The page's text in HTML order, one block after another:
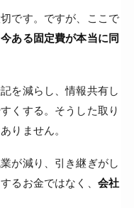
です。ですが、ここで
ある固定費が本当に同
を減らし、情報共有し
くする。そうした取り
りません。
が減り、引き継ぎがし
るお金ではなく、 会社